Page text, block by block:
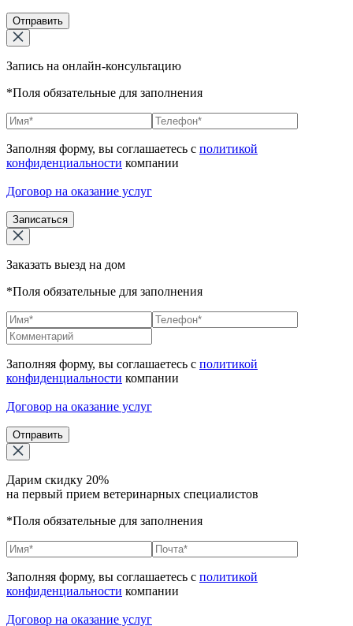
Отправить
Запись на онлайн-консультацию
*Поля обязательные для заполнения
Заполняя форму, вы соглашаетесь с политикой
конфиденциальности компании
Договор на оказание услуг
Записаться
Заказать выезд на дом
*Поля обязательные для заполнения
Заполняя форму, вы соглашаетесь с политикой
конфиденциальности компании
Договор на оказание услуг
Отправить
Дарим скидку 20%
на первый прием ветеринарных специалистов
*Поля обязательные для заполнения
Заполняя форму, вы соглашаетесь с политикой
конфиденциальности компании
Договор на оказание услуг